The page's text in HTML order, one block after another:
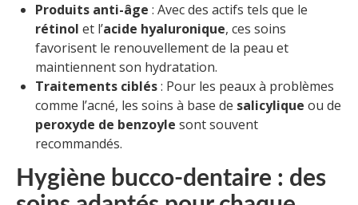
Produits anti-âge : Avec des actifs tels que le
rétinol et l’acide hyaluronique, ces soins
favorisent le renouvellement de la peau et
maintiennent son hydratation.
Traitements ciblés: Pour les peaux à problèmes
comme l’acné, les soins à base de salicylique ou de
peroxyde de benzoyle sont souvent
recommandés.
Hygiène bucco-dentaire : des